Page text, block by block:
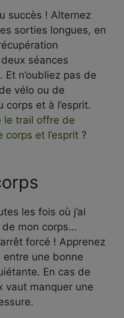
succès ! Alternez
sorties longues, en
séances
Et n’oubliez pas de
vélo ou de
et à l’esprit.
le trail offre de
et l’esprit ?
les fois où j’ai
de mon corps…
forcé ! Apprenez
une bonne
En cas de
vaut manquer une